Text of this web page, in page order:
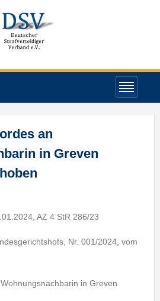
an
in Greven
AZ 4 StR 286/23
Nr. 001/2024, vom
in Greven